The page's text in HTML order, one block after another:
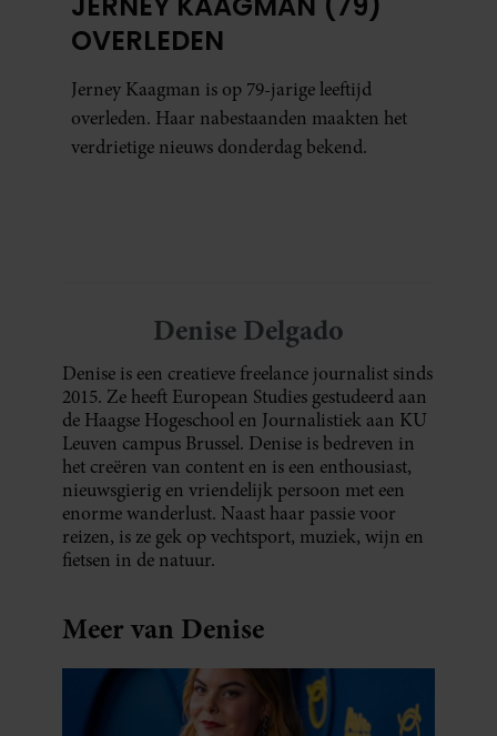
OVERLEDEN
Jerney Kaagman is op 79-jarige leeftijd
overleden. Haar nabestaanden maakten het
verdrietige nieuws donderdag bekend.
Denise Delgado
Denise is een creatieve freelance journalist sinds
2015. Ze heeft European Studies gestudeerd aan
de Haagse Hogeschool en Journalistiek aan KU
Leuven campus Brussel. Denise is bedreven in
het creëren van content en is een enthousiast,
nieuwsgierig en vriendelijk persoon met een
enorme wanderlust. Naast haar passie voor
reizen, is ze gek op vechtsport, muziek, wijn en
fietsen in de natuur.
Meer van Denise